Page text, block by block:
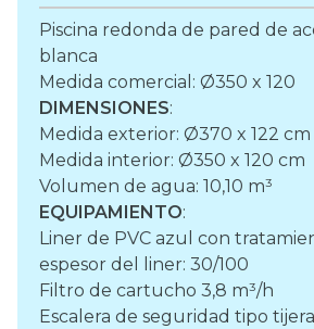
Piscina redonda de pared de
blanca
Medida comercial: Ø350 x 120
DIMENSIONES:
Medida exterior: Ø370 x 122 cm
Medida interior: Ø350 x 120 cm
Volumen de agua: 10,10 m³
EQUIPAMIENTO:
Liner de PVC azul con
espesor del liner: 30/100
Filtro de cartucho 3,8 m³/h
Escalera de seguridad tipo